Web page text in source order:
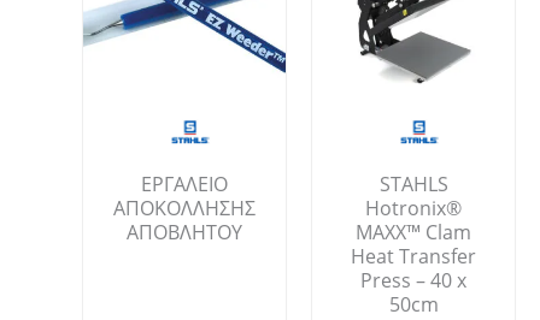
ΕΡΓΑΛΕΙΟ
ΑΠΟΚΟΛΛΗΣΗΣ
ΑΠΟΒΛΗΤΟΥ
STAHLS
Hotronix®
MAXX™ Clam
Heat Transfer
Press – 40 x
50cm